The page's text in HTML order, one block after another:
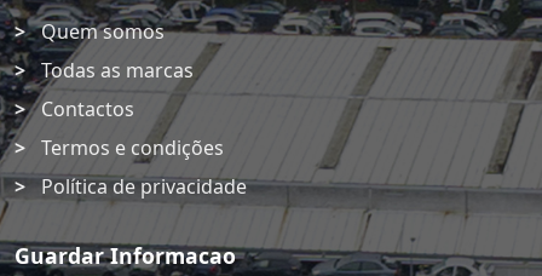
Quem somos
Todas as marcas
Contactos
Termos e condições
Política de privacidade
Guardar Informacao